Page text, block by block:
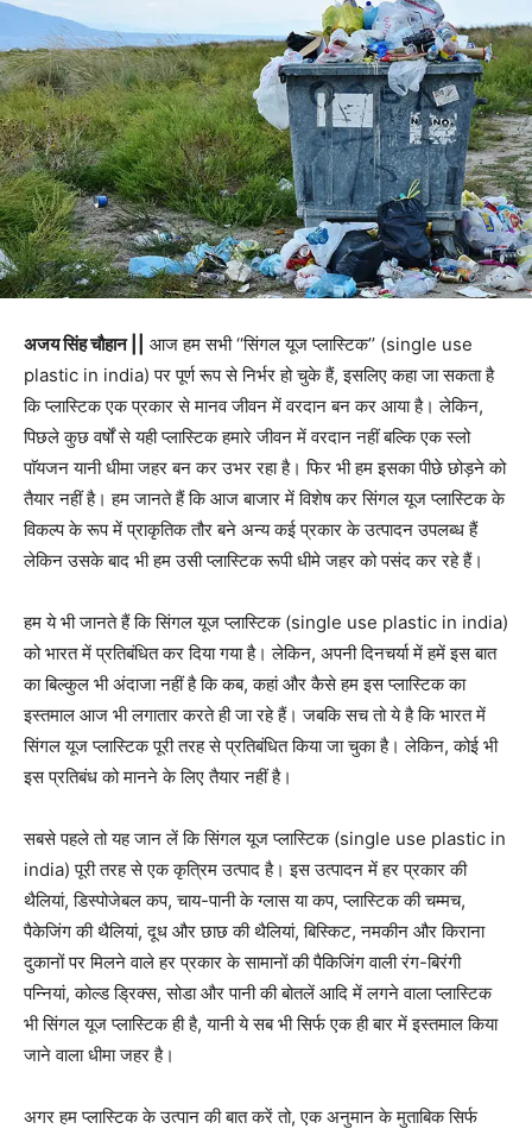
अजय सिंह चौहान ||
आज हम सभी ‘‘सिंगल यूज प्लास्टिक’’ (single use
plastic in india) पर पूर्ण रूप से निर्भर हो चुके हैं, इसलिए कहा जा सकता है
कि प्लास्टिक एक प्रकार से मानव जीवन में वरदान बन कर आया है। लेकिन,
पिछले कुछ वर्षों से यही प्लास्टिक हमारे जीवन में वरदान नहीं बल्कि एक स्लो
पाॅयजन यानी धीमा जहर बन कर उभर रहा है। फिर भी हम इसका पीछे छोड़ने को
तैयार नहीं है। हम जानते हैं कि आज बाजार में विशेष कर सिंगल यूज प्लास्टिक के
विकल्प के रूप में प्राकृतिक तौर बने अन्य कई प्रकार के उत्पादन उपलब्ध हैं
लेकिन उसके बाद भी हम उसी प्लास्टिक रूपी धीमे जहर को पसंद कर रहे हैं।
हम ये भी जानते हैं कि सिंगल यूज प्लास्टिक (single use plastic in india)
को भारत में प्रतिबंधित कर दिया गया है। लेकिन, अपनी दिनचर्या में हमें इस बात
का बिल्कुल भी अंदाजा नहीं है कि कब, कहां और कैसे हम इस प्लास्टिक का
इस्तमाल आज भी लगातार करते ही जा रहे हैं। जबकि सच तो ये है कि भारत में
सिंगल यूज प्लास्टिक पूरी तरह से प्रतिबंधित किया जा चुका है। लेकिन, कोई भी
इस प्रतिबंध को मानने के लिए तैयार नहीं है।
सबसे पहले तो यह जान लें कि सिंगल यूज प्लास्टिक (single use plastic in
india) पूरी तरह से एक कृत्रिम उत्पाद है। इस उत्पादन में हर प्रकार की
थैलियां, डिस्पोजेबल कप, चाय-पानी के ग्लास या कप, प्लास्टिक की चम्मच,
पैकेजिंग की थैलियां, दूध और छाछ की थैलियां, बिस्किट, नमकीन और किराना
दुकानों पर मिलने वाले हर प्रकार के सामानों की पैकिजिंग वाली रंग-बिरंगी
पन्नियां, कोल्ड ड्रिक्स, सोडा और पानी की बोतलें आदि में लगने वाला प्लास्टिक
भी सिंगल यूज प्लास्टिक ही है, यानी ये सब भी सिर्फ एक ही बार में इस्तमाल किया
जाने वाला धीमा जहर है।
अगर हम प्लास्टिक के उत्पान की बात करें तो, एक अनुमान के मुताबिक सिर्फ